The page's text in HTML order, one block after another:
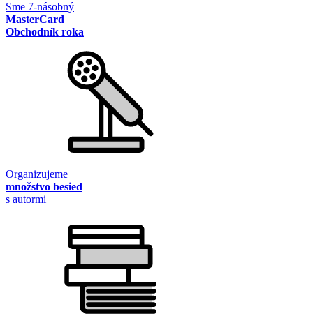
Sme 7-násobný
MasterCard
Obchodník roka
Organizujeme
množstvo besied
s autormi